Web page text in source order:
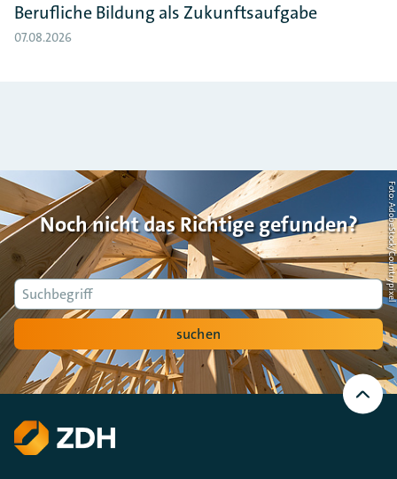
Berufliche Bildung als Zukunftsaufgabe
07.08.2026
Noch nicht das Richtige gefunden?
Suche
suchen
Foto: AdobeStock/Countrypixel
Nach
oben
Scrollen